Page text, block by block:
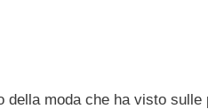
della moda che ha visto sulle